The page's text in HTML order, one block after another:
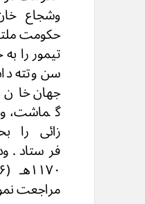
وشجاع
حکومت
تیمور را
سن وتته
جهان
گماشت،
زائی را
فرستاد .
مراجعت